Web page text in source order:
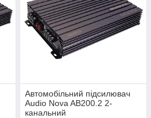
Автомобільний підсилювач
Audio Nova AB200.2 2-
канальний